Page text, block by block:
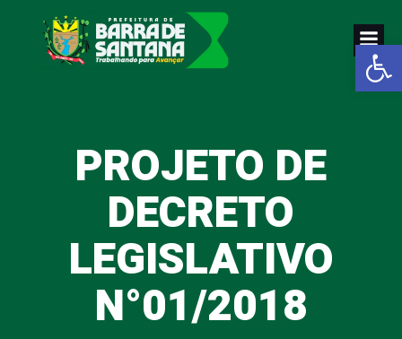
Abrir
Pular
para
o
conteúdo
PROJETO DE
DECRETO
LEGISLATIVO
N°01/2018